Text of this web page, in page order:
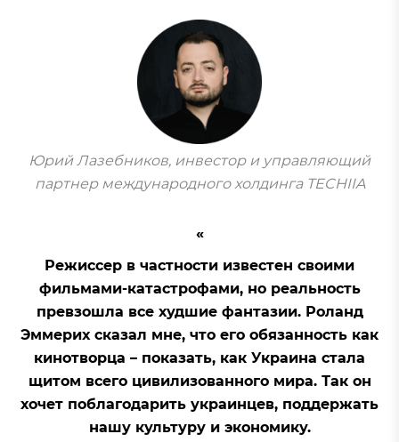
Юрий Лазебников, инвестор и управляющий
партнер международного холдинга TECHIIA
Режиссер в частности известен своими
фильмами-катастрофами, но реальность
превзошла все худшие фантазии. Роланд
Эммерих сказал мне, что его обязанность как
кинотворца – показать, как Украина стала
щитом всего цивилизованного мира. Так он
хочет поблагодарить украинцев, поддержать
нашу культуру и экономику.